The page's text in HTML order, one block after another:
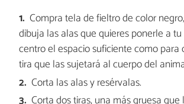
Compra tela de fieltro de color
dibuja las alas que quieres ponerle a
centro el espacio suficiente como para
tira que las sujetará al cuerpo del
Corta las alas y resérvalas.